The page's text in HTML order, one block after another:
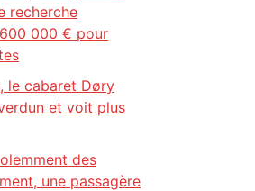
recherche
000 € pour
le cabaret Døry
et voit plus
des
une passagère